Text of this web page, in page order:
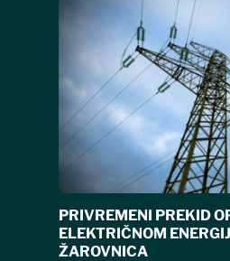
PRIVREMENI PREKID
ELEKTRIČNOM
ŽAROVNICA